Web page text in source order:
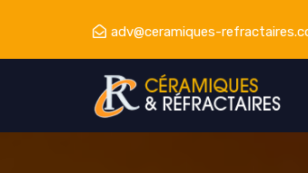
adv@ceramiques-